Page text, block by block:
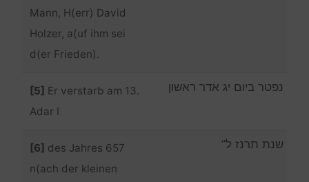
Mann, H(err) David
Holzer, a(uf ihm sei
d(er Frieden).
[5] Er verstarb am 13.
Adar I
נפטר ביום יג אדר ראשון
[6] des Jahres 657
n(ach der kleinen
שנת תרנז ל”